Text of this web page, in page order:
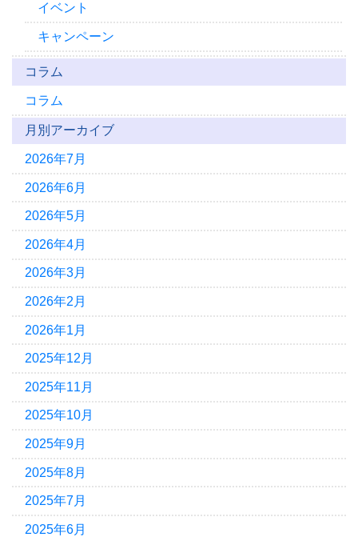
イベント
キャンペーン
コラム
コラム
月別アーカイブ
2026年7月
2026年6月
2026年5月
2026年4月
2026年3月
2026年2月
2026年1月
2025年12月
2025年11月
2025年10月
2025年9月
2025年8月
2025年7月
2025年6月